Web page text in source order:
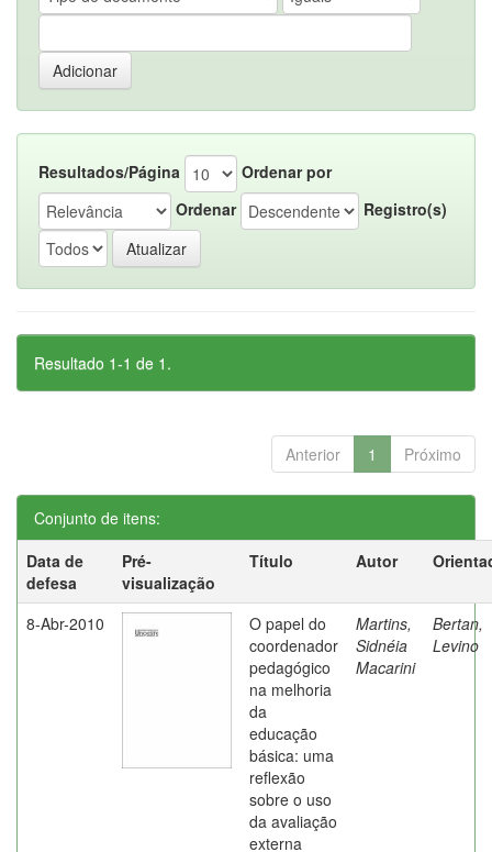
Resultados/Página
Ordenar por
Ordenar
Registro(s)
Resultado 1-1 de 1.
Anterior 1 Próximo
Conjunto de itens:
Data de
defesa
Pré-
visualização
Título Autor
8-Abr-2010
O papel do
coordenador
pedagógico
na melhoria
da
educação
básica: uma
reflexão
sobre o uso
da avaliação
externa
Martins,
Sidnéia
Macarini
Bertan,
Levino